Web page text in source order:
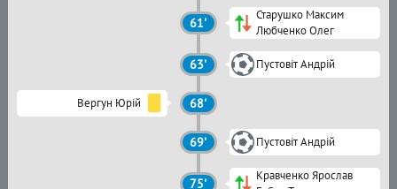
61'
Старушко Максим
Любченко Олег
63' Пустовіт Андрій
Вергун Юрій 68'
69' Пустовіт Андрій
75'
Кравченко Ярослав